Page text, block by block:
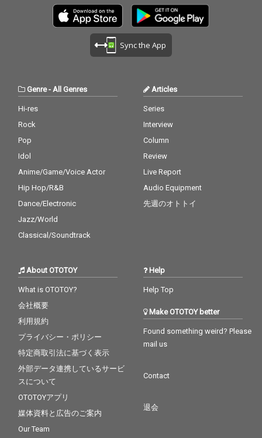
ドなモノクロームのポ
ートレートにも注目！
ドなモノクロームのポ
ートレートにも注目！
Sync the App
Genre- All Genres
Hi-res
Rock
Pop
Idol
Anime/Game/Voice Actor
Hip Hop/R&B
Dance/Electronic
Jazz/World
Classical/Soundtrack
Articles
Series
Interview
Column
Review
Live Report
Audio Equipment
先週のオトトイ
About OTOTOY
What is OTOTOY?
会社概要
利用規約
プライバシー・ポリシー
特定商取引法に基づく表示
外部データ連携しているサービ
スについて
OTOTOYアプリ
媒体資料と広告のご案内
Our Team
Help
Help Top
Make OTOTOY better
Found something weird? Please
mail us
Contact
退会